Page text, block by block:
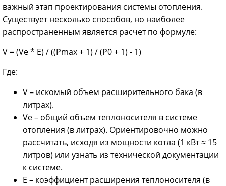
важный этап проектирования системы отопления.
Существует несколько способов, но наиболее
распространенным является расчет по формуле:
V = (Ve * E) / ((Pmax + 1) / (P0 + 1) - 1)
Где:
V – искомый объем расширительного бака (в
литрах).
Ve – общий объем теплоносителя в системе
отопления (в литрах). Ориентировочно можно
рассчитать, исходя из мощности котла (1 кВт ≈ 15
литров) или узнать из технической документации
к системе.
E – коэффициент расширения теплоносителя (в